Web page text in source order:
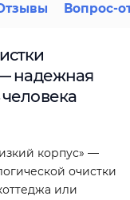
Вопрос-
надежная
корпус» —
очистки
или